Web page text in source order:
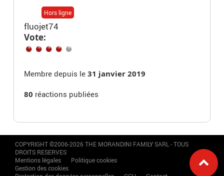
Hors ligne
fluojet74
Vote:
Membre depuis le31 janvier 2019
80 réactions publiées
COPYRIGHT ©2006-2026 THE MORANDINI FAMILY SARL - TOUS
DROITS RESERVES
Mentions légales
Politique cookies
Gestion des cookies